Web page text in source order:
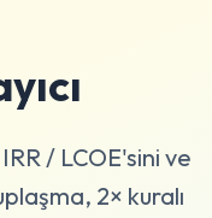
/ LCOE'sini ve
2× kuralı